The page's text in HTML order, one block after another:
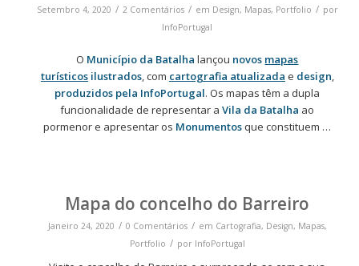
Setembro 4, 2020 / 2 Comentários / em Design, Mapas, Portfolio / por
InfoPortugal
O Município da Batalha lançou novos mapas
turísticosilustrados, com cartografia atualizada e design,
produzidos pela InfoPortugal. Os mapas têm a dupla
funcionalidade de representar aVila da Batalha ao
pormenor e apresentar os Monumentosque constituem …
Mapa do concelho do Barreiro
Janeiro 24, 2020 / 0 Comentários / em Cartografia, Design, Mapas,
Portfolio / por InfoPortugal